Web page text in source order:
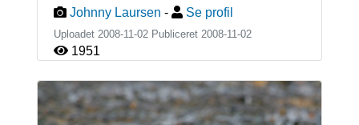
Johnny Laursen - Se profil
Uploadet 2008-11-02 Publiceret 2008-11-02
1951